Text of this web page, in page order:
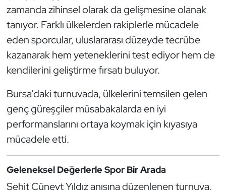
zamanda zihinsel olarak da gelişmesine olanak
tanıyor. Farklı ülkelerden rakiplerle mücadele
eden sporcular, uluslararası düzeyde tecrübe
kazanarak hem yeteneklerini test ediyor hem de
kendilerini geliştirme fırsatı buluyor.
Bursa’daki turnuvada, ülkelerini temsilen gelen
genç güreşçiler müsabakalarda en iyi
performanslarını ortaya koymak için kıyasıya
mücadele etti.
Geleneksel Değerlerle Spor Bir Arada
Şehit Cüneyt Yıldız anısına düzenlenen turnuva,
Voleybol
Vücut Geliştirme Fitness
Wushu Kungfu
Yelken
Yüzme